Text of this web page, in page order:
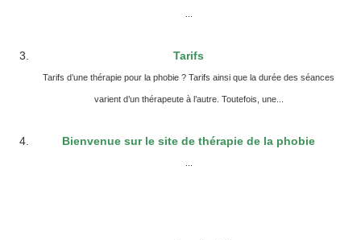
...
Tarifs
Tarifs d’une thérapie pour la phobie ? Tarifs ainsi que la durée des séances
varient d’un thérapeute à l’autre. Toutefois, une...
Bienvenue sur le site de thérapie de la phobie
...